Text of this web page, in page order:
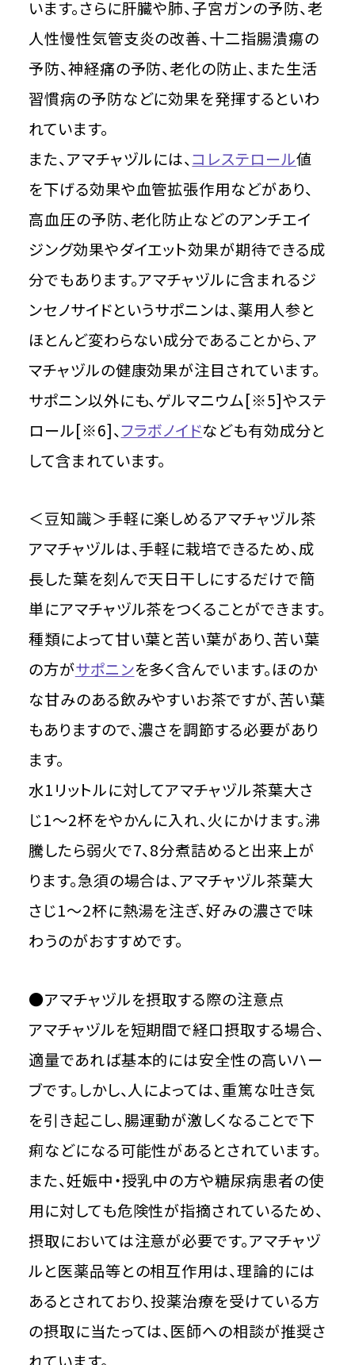
います。さらに肝臓や肺、子宮ガンの予防、老
人性慢性気管支炎の改善、十二指腸潰瘍の
予防、神経痛の予防、老化の防止、また生活
習慣病の予防などに効果を発揮するといわ
れています。
また、アマチャヅルには、コレステロール値
を下げる効果や血管拡張作用などがあり、
高血圧の予防、老化防止などのアンチエイ
ジング効果やダイエット効果が期待できる成
分でもあります。アマチャヅルに含まれるジ
ンセノサイドというサポニンは、薬用人参と
ほとんど変わらない成分であることから、ア
マチャヅルの健康効果が注目されています。
サポニン以外にも、ゲルマニウム[※5]やステ
ロール[※6]、フラボノイドなども有効成分と
して含まれています。
＜豆知識＞手軽に楽しめるアマチャヅル茶
アマチャヅルは、手軽に栽培できるため、成
長した葉を刻んで天日干しにするだけで簡
単にアマチャヅル茶をつくることができます。
種類によって甘い葉と苦い葉があり、苦い葉
の方がサポニンを多く含んでいます。ほのか
な甘みのある飲みやすいお茶ですが、苦い葉
もありますので、濃さを調節する必要があり
ます。
水1リットルに対してアマチャヅル茶葉大さ
じ1～2杯をやかんに入れ、火にかけます。沸
騰したら弱火で7、8分煮詰めると出来上が
ります。急須の場合は、アマチャヅル茶葉大
さじ1～2杯に熱湯を注ぎ、好みの濃さで味
わうのがおすすめです。
●アマチャヅルを摂取する際の注意点
アマチャヅルを短期間で経口摂取する場合、
適量であれば基本的には安全性の高いハー
ブです。しかし、人によっては、重篤な吐き気
を引き起こし、腸運動が激しくなることで下
痢などになる可能性があるとされています。
また、妊娠中・授乳中の方や糖尿病患者の使
用に対しても危険性が指摘されているため、
摂取においては注意が必要です。アマチャヅ
ルと医薬品等との相互作用は、理論的には
あるとされており、投薬治療を受けている方
の摂取に当たっては、医師への相談が推奨さ